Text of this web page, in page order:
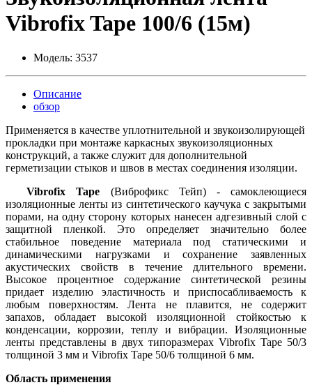
Vibrofix Tape 100/6 (15м)
Модель: 3537
Описание
обзор
Применяется в качестве уплотнительной и звукоизолирующей
прокладки при монтаже каркасных звукоизоляционных
конструкций, а также служит для дополнительной
герметизации стыков и швов в местах соединения изоляции.
Vibrofix Tape (Виброфикс Тейп) - самоклеющиеся
изоляционные ленты из синтетического каучука с закрытыми
порами, на одну сторону которых нанесен адгезивный слой с
защитной пленкой. Это определяет значительно более
стабильное поведение материала под статическими и
динамическими нагрузками и сохранение заявленных
акустических свойств в течение длительного времени.
Высокое процентное содержание синтетической резины
придает изделию эластичность и приспосабливаемость к
любым поверхностям. Лента не плавится, не содержит
запахов, обладает высокой изоляционной стойкостью к
конденсации, коррозии, теплу и вибрации. Изоляционные
ленты представлены в двух типоразмерах Vibrofix Tape 50/3
толщиной 3 мм и Vibrofix Tape 50/6 толщиной 6 мм.
Область применения